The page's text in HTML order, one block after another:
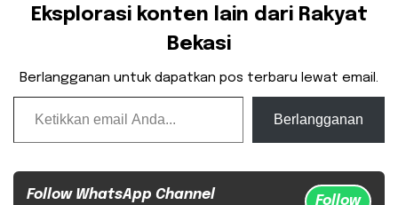
Eksplorasi konten lain dari Rakyat
Bekasi
Berlangganan untuk dapatkan pos terbaru lewat email.
Ketikkan email Anda...
Berlangganan
Follow WhatsApp Channel Follow